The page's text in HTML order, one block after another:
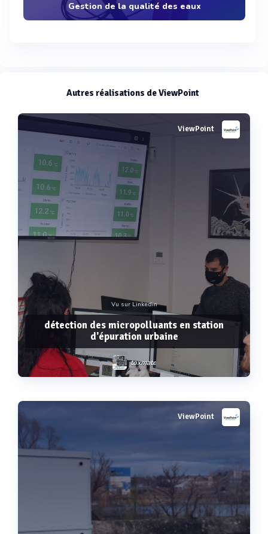
Gestion de la qualité des eaux
Autres réalisations de ViewPoint
ViewPoint
Vu sur Linkedin
détection des micropolluants en station
d'épuration urbaine
toxmate
ViewPoint